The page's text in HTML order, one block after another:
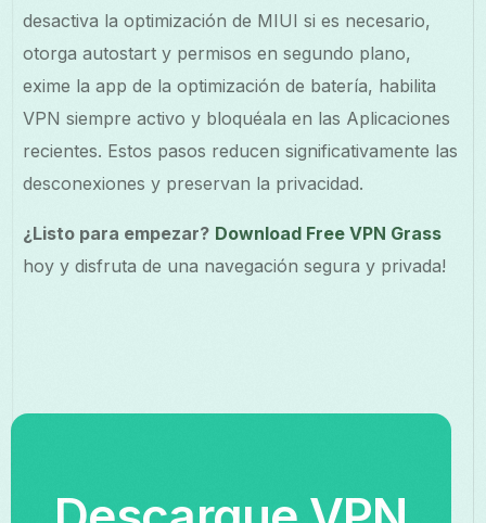
desactiva la optimización de MIUI si es necesario,
otorga autostart y permisos en segundo plano,
exime la app de la optimización de batería, habilita
VPN siempre activo y bloquéala en las Aplicaciones
recientes. Estos pasos reducen significativamente las
desconexiones y preservan la privacidad.
¿Listo para empezar? Download Free VPN Grass
hoy y disfruta de una navegación segura y privada!